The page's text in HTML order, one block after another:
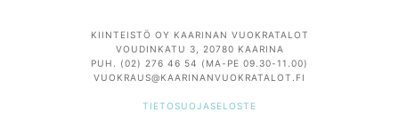
KIINTEISTÖ OY KAARINAN VUOKRATALOT
VOUDINKATU 3, 20780 KAARINA
PUH. (02) 276 46 54 (MA-PE 09.30-11.00)
VUOKRAUS@KAARINANVUOKRATALOT.FI
TIETOSUOJASELOSTE